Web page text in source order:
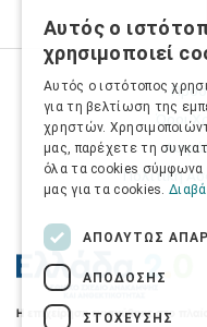
Όροι
Πολιτική
Αυτός ο
χρησιμοποιεί
Αυτός ο ιστότοπος
για τη βελτίωση της
χρηστών.
μας, παρέχετε τη
όλα τα cookies σύμφωνα
μας για τα cookies.
ΑΠΟΛΎΤΩΣ
ΑΠΌΔΟΣΗΣ
ΣΤΌΧΕΥΣΗΣ